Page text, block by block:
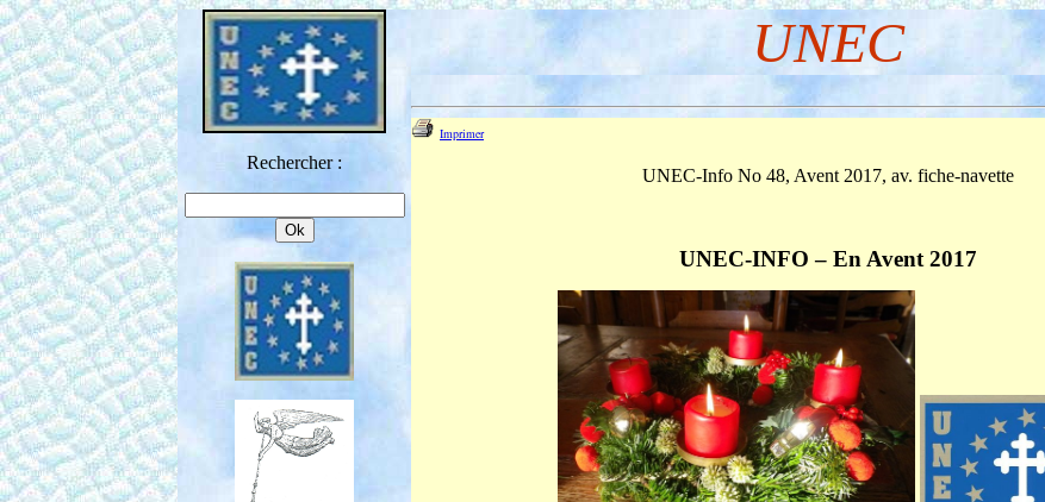
Rechercher :
UNEC
Imprimer
UNEC-Info No 48, Avent 2017, av. fiche-navette
UNEC-INFO – En Avent 2017